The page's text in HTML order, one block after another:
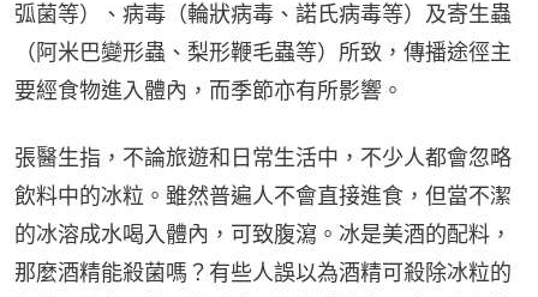
弧菌等）、病毒（輪狀病毒、諾氏病毒等）及寄生蟲
（阿米巴變形蟲、梨形鞭毛蟲等）所致，傳播途徑主
要經食物進入體內，而季節亦有所影響。
張醫生指，不論旅遊和日常生活中，不少人都會忽略
飲料中的冰粒。雖然普遍人不會直接進食，但當不潔
的冰溶成水喝入體內，可致腹瀉。冰是美酒的配料，
那麼酒精能殺菌嗎？有些人誤以為酒精可殺除冰粒的